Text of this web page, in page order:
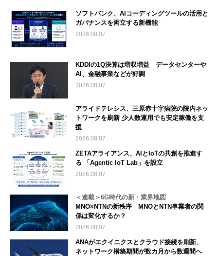
ソフトバンク、AIコーディングツールの活用と
ガバナンスを両立する新機能
2026.08.07
KDDIの1Q決算は増収増益 データセンターや
AI、金融事業などが好調
2026.08.07
アライドテレシス、三原赤十字病院の院内ネッ
トワークを刷新 少人数運用でも安定稼働を支
援
2026.08.07
ZETAアライアンス、AIとIoTの共創を推進す
る 「Agentic IoT Lab」を設立
2026.08.07
＜連載＞6G時代の新・業界地図
MNO×NTNの新秩序 MNOとNTN事業者の関
係は変化するか？
2026.08.07
ANAがエクイニクスとクラウド接続を刷新、
ネットワーク構築期間が数カ月から数週間へ